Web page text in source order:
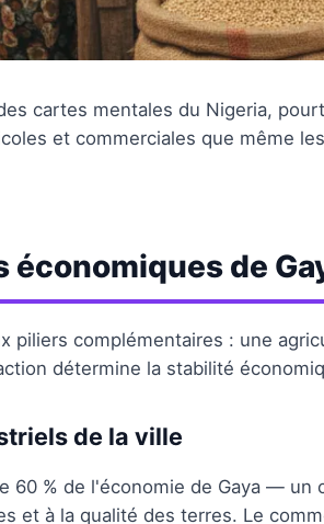
cartes mentales du Nigeria,
et commerciales que même
économiques de
piliers complémentaires : une
détermine la stabilité
de la ville
60 % de l'économie de Gaya —
et à la qualité des terres. Le